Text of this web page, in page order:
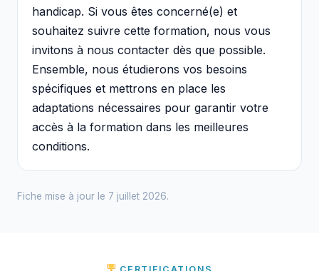
handicap. Si vous êtes concerné(e) et
souhaitez suivre cette formation, nous vous
invitons à nous contacter dès que possible.
Ensemble, nous étudierons vos besoins
spécifiques et mettrons en place les
adaptations nécessaires pour garantir votre
accès à la formation dans les meilleures
conditions.
Fiche mise à jour le 7 juillet 2026.